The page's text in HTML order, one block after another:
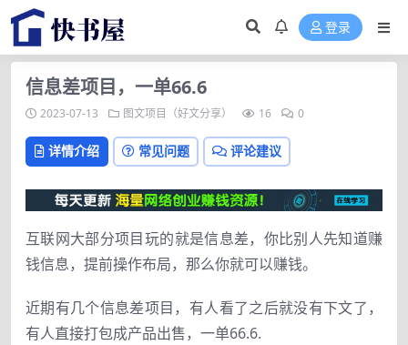
登录
信息差项目，一单66.6
2023-07-13 图文项目（好文分享） 16 0
详情介绍 常见问题 评论建议
互联网大部分项目玩的就是信息差， 你比别人先知道赚
钱信息， 提前操作布局，那么你就可以赚钱。
近期有几个信息差项目 ，有人看了之后就没有下文了，
有人直接打包成产品出售，一单66.6.